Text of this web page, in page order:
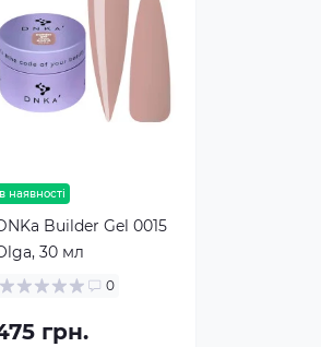
в наявності
Builder Gel 0015
30 мл
0
грн.